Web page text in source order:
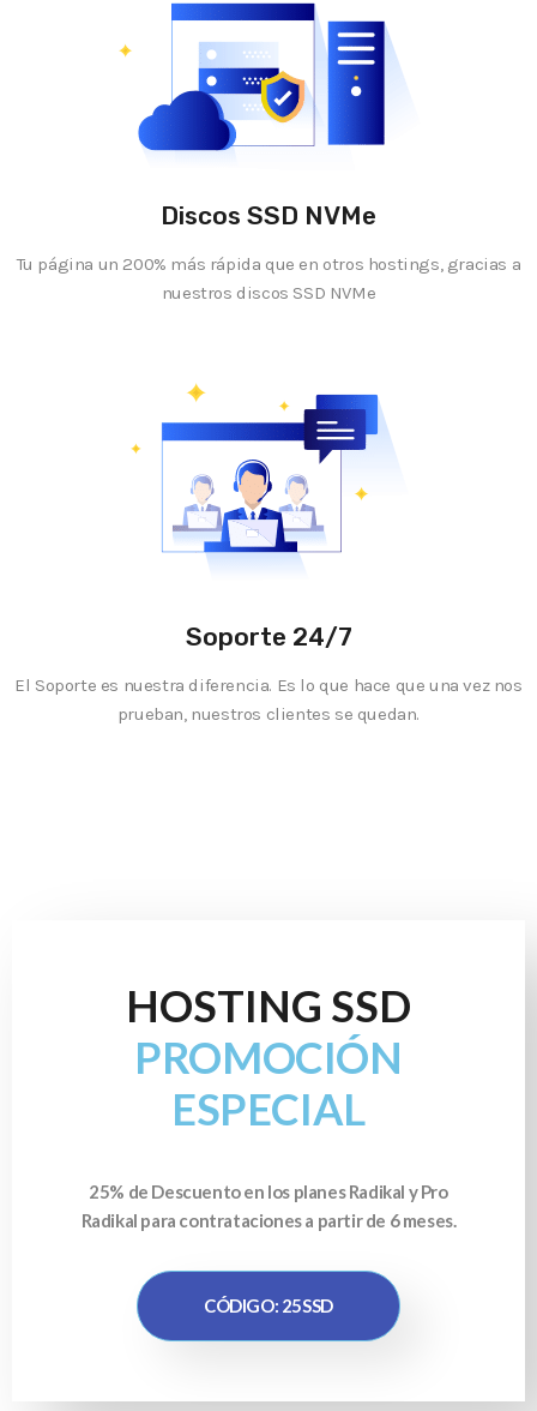
Discos SSD NVMe
Tu página un 200% más rápida que en otros hostings, gracias a
nuestros discos SSD NVMe
Soporte 24/7
El Soporte es nuestra diferencia. Es lo que hace que una vez nos
prueban, nuestros clientes se quedan.
HOSTING SSD
PROMOCIÓN
ESPECIAL
25% de Descuento en los planes Radikal y Pro
Radikal para contrataciones a partir de 6 meses.
CÓDIGO: 25SSD